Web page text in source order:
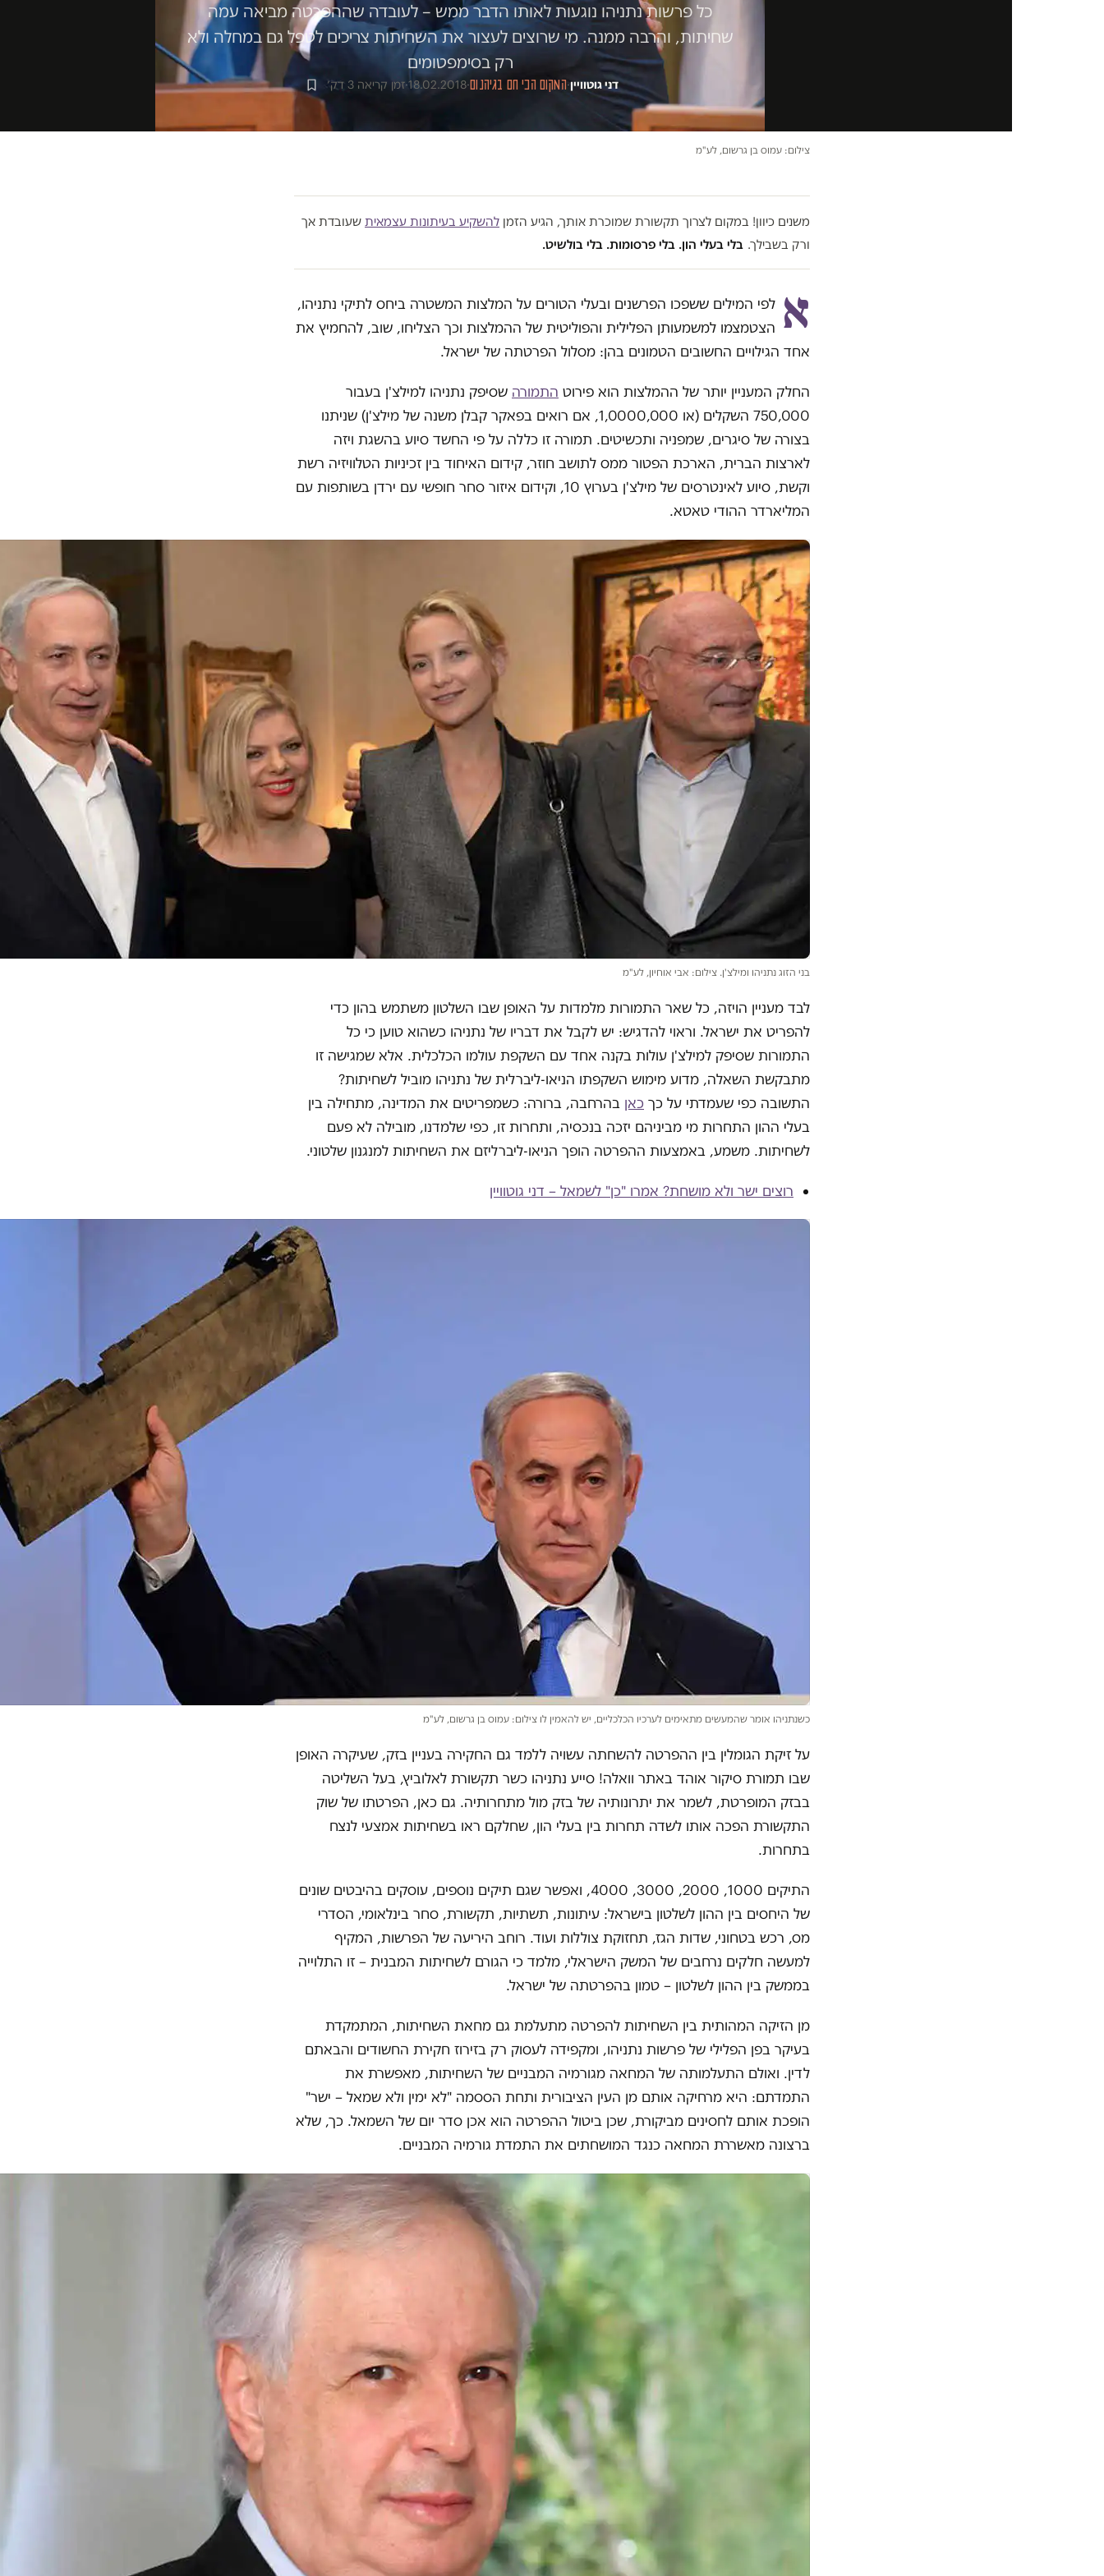
כל פרשות נתניהו נוגעות לאותו הדבר ממש – לעובדה שההפרטה מביאה עמה
שחיתות, והרבה ממנה. מי שרוצים לעצור את השחיתות צריכים לטפל גם במחלה ולא
רק בסימפטומים
דני גוטוויין·המקום הכי חם בגיהנום·
18.02.2018
·זמן קריאה 3 דק׳
צילום: עמוס בן גרשום, לע"מ
משנים כיוון! במקום לצרוך תקשורת שמוכרת אותך, הגיע הזמן להשקיע בעיתונות עצמאית שעובדת אך
ורק בשבילך. בלי בעלי הון. בלי פרסומות. בלי בולשיט.
א לפי המילים ששפכו הפרשנים ובעלי הטורים על המלצות המשטרה ביחס לתיקי נתניהו,
הצטמצמו למשמעותן הפלילית והפוליטית של ההמלצות וכך הצליחו, שוב, להחמיץ את
אחד הגילויים החשובים הטמונים בהן: מסלול הפרטתה של ישראל.
החלק המעניין יותר של ההמלצות הוא פירוט התמורה שסיפק נתניהו למילצ'ן בעבור
750,000 השקלים (או 1,0000,000, אם רואים בפאקר קבלן משנה של מילצ'ן) שניתנו
בצורה של סיגרים, שמפניה ותכשיטים. תמורה זו כללה על פי החשד סיוע בהשגת ויזה
לארצות הברית, הארכת הפטור ממס לתושב חוזר, קידום האיחוד בין זכיניות הטלוויזיה רשת
וקשת, סיוע לאינטרסים של מילצ'ן בערוץ 10, וקידום איזור סחר חופשי עם ירדן בשותפות עם
המליארדר ההודי טאטא.
בני הזוג נתניהו ומילצ'ן. צילום: אבי אוחיון, לע"מ
לבד מעניין הויזה, כל שאר התמורות מלמדות על האופן שבו השלטון משתמש בהון כדי
להפריט את ישראל. וראוי להדגיש: יש לקבל את דבריו של נתניהו כשהוא טוען כי כל
התמורות שסיפק למילצ'ן עולות בקנה אחד עם השקפת עולמו הכלכלית. אלא שמגישה זו
מתבקשת השאלה, מדוע מימוש השקפתו הניאו-ליברלית של נתניהו מוביל לשחיתות?
התשובה כפי שעמדתי על כך כאן בהרחבה, ברורה: כשמפריטים את המדינה, מתחילה בין
בעלי ההון התחרות מי מביניהם יזכה בנכסיה, ותחרות זו, כפי שלמדנו, מובילה לא פעם
לשחיתות. משמע, באמצעות ההפרטה הופך הניאו-ליברליזם את השחיתות למנגנון שלטוני.
רוצים ישר ולא מושחת? אמרו "כן" לשמאל – דני גוטוויין
כשנתניהו אומר שהמעשים מתאימים לערכיו הכלכליים, יש להאמין לו צילום: עמוס בן גרשום, לע"מ
על זיקת הגומלין בין ההפרטה להשחתה עשויה ללמד גם החקירה בעניין בזק, שעיקרה האופן
שבו תמורת סיקור אוהד באתר וואלה! סייע נתניהו כשר תקשורת לאלוביץ, בעל השליטה
בבזק המופרטת, לשמר את יתרונותיה של בזק מול מתחרותיה. גם כאן, הפרטתו של שוק
התקשורת הפכה אותו לשדה תחרות בין בעלי הון, שחלקם ראו בשחיתות אמצעי לנצח
בתחרות.
התיקים 1000, 2000, 3000, 4000, ואפשר שגם תיקים נוספים, עוסקים בהיבטים שונים
של היחסים בין ההון לשלטון בישראל: עיתונות, תשתיות, תקשורת, סחר בינלאומי, הסדרי
מס, רכש בטחוני, שדות הגז, תחזוקת צוללות ועוד. רוחב היריעה של הפרשות, המקיף
למעשה חלקים נרחבים של המשק הישראלי, מלמד כי הגורם לשחיתות המבנית – זו התלוייה
בממשק בין ההון לשלטון – טמון בהפרטתה של ישראל.
מן הזיקה המהותית בין השחיתות להפרטה מתעלמת גם מחאת השחיתות, המתמקדת
בעיקר בפן הפלילי של פרשות נתניהו, ומקפידה לעסוק רק בזירוז חקירת החשודים והבאתם
לדין. ואולם התעלמותה של המחאה מגורמיה המבניים של השחיתות, מאפשרת את
התמדתם: היא מרחיקה אותם מן העין הציבורית ותחת הססמה "לא ימין ולא שמאל – ישר"
הופכת אותם לחסינים מביקורת, שכן ביטול ההפרטה הוא אכן סדר יום של השמאל. כך, שלא
ברצונה מאשררת המחאה כנגד המושחתים את התמדת גורמיה המבניים.